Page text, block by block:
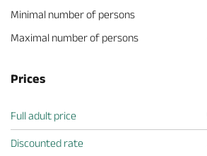
Minimal number of persons
Maximal number of persons
Prices
Full adult price
Discounted rate